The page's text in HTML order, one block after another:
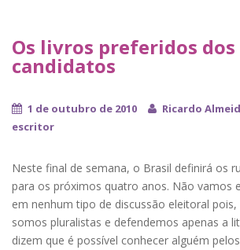
Os livros preferidos dos
candidatos
1 de outubro de 2010 Ricardo
escritor
Neste final de semana, o Brasil definirá os
para os próximos quatro anos. Não vamos
em nenhum tipo de discussão eleitoral
somos pluralistas e defendemos apenas a
dizem que é possível conhecer alguém